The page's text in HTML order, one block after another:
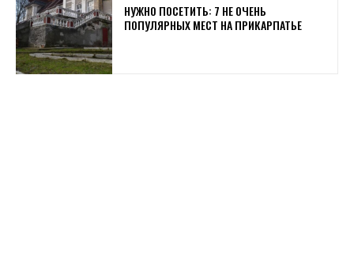
НУЖНО ПОСЕТИТЬ: 7 НЕ ОЧЕНЬ
ПОПУЛЯРНЫХ МЕСТ НА ПРИКАРПАТЬЕ